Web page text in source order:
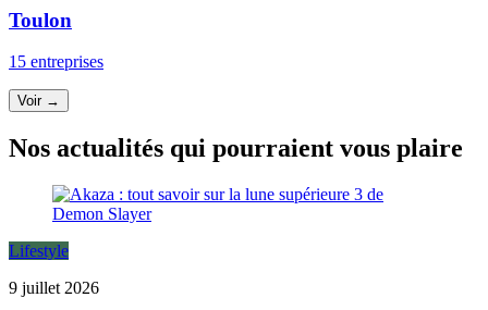
Toulon
15 entreprises
Voir →
Nos actualités qui pourraient vous plaire
Lifestyle
9 juillet 2026